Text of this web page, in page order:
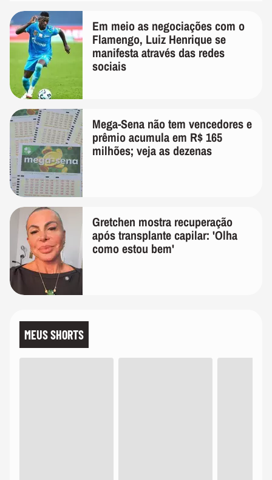
Em meio as negociações com o
Flamengo, Luiz Henrique se
manifesta através das redes
sociais
Mega-Sena não tem vencedores e
prêmio acumula em R$ 165
milhões; veja as dezenas
Gretchen mostra recuperação
após transplante capilar: 'Olha
como estou bem'
MEUS SHORTS